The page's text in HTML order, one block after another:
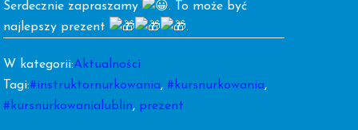
Serdecznie zapraszamy
. To może być
najlepszy prezent
.
W kategorii:Aktualności
Tagi:#instruktornurkowania,#kursnurkowania,
#kursnurkowanialublin, prezent